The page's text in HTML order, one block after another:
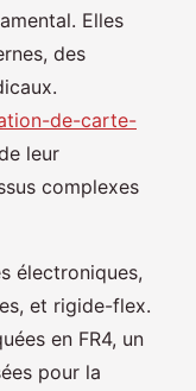
Elles
des
de-carte-
leur
complexes
électroniques,
et rigide-flex.
en FR4, un
pour la